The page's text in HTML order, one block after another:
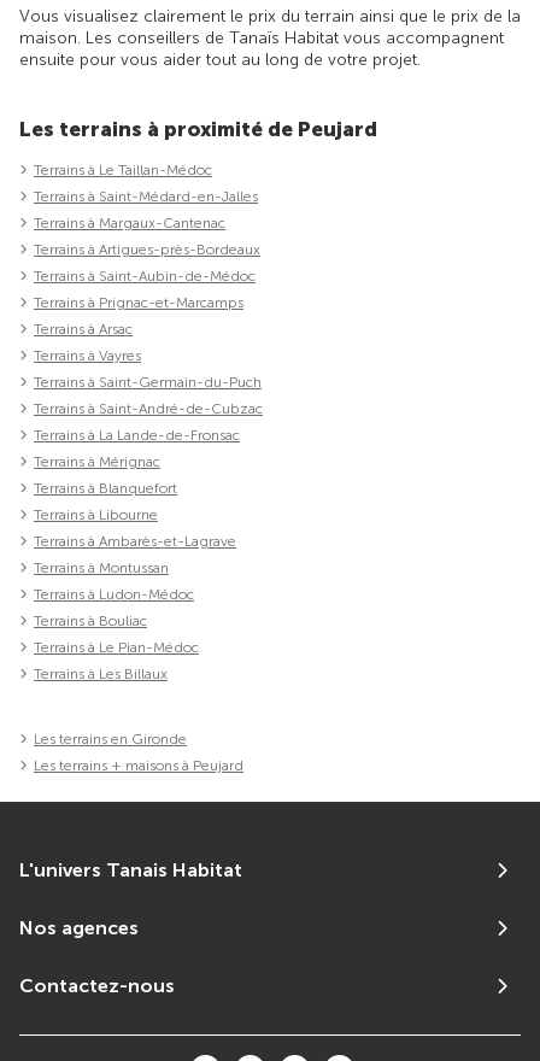
Vous visualisez clairement le prix du terrain ainsi que le prix de la
maison. Les conseillers de Tanaïs Habitat vous accompagnent
ensuite pour vous aider tout au long de votre projet.
Les terrains à proximité de Peujard
Terrains à Le Taillan-Médoc
Terrains à Saint-Médard-en-Jalles
Terrains à Margaux-Cantenac
Terrains à Artigues-près-Bordeaux
Terrains à Saint-Aubin-de-Médoc
Terrains à Prignac-et-Marcamps
Terrains à Arsac
Terrains à Vayres
Terrains à Saint-Germain-du-Puch
Terrains à Saint-André-de-Cubzac
Terrains à La Lande-de-Fronsac
Terrains à Mérignac
Terrains à Blanquefort
Terrains à Libourne
Terrains à Ambarès-et-Lagrave
Terrains à Montussan
Terrains à Ludon-Médoc
Terrains à Bouliac
Terrains à Le Pian-Médoc
Terrains à Les Billaux
Les terrains en Gironde
Les terrains + maisons à Peujard
L'univers Tanais Habitat
Nos agences
Contactez-nous